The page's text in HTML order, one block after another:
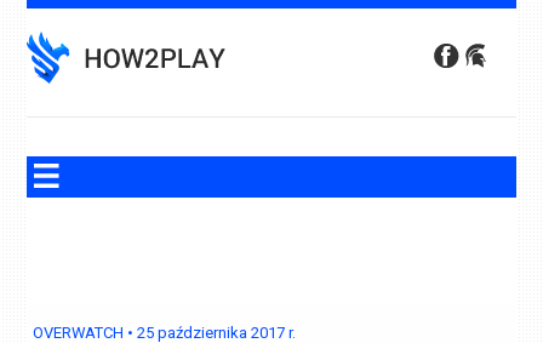
to
content
OVERWATCH •25 października 2017 r.